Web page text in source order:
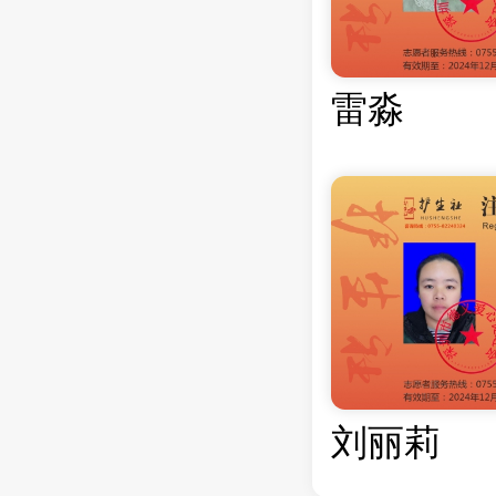
雷淼
刘丽莉